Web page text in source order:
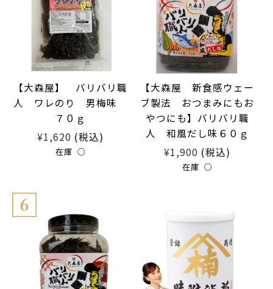
【大森屋】 バリバリ職
人 ワレのり 男梅味
７０ｇ
¥1,620 (税込)
在庫 ○
【大森屋 新食感ウェー
ブ製法 おつまみにもお
やつにも】バリバリ職
人 和風だし味６０ｇ
¥1,900 (税込)
在庫 ○